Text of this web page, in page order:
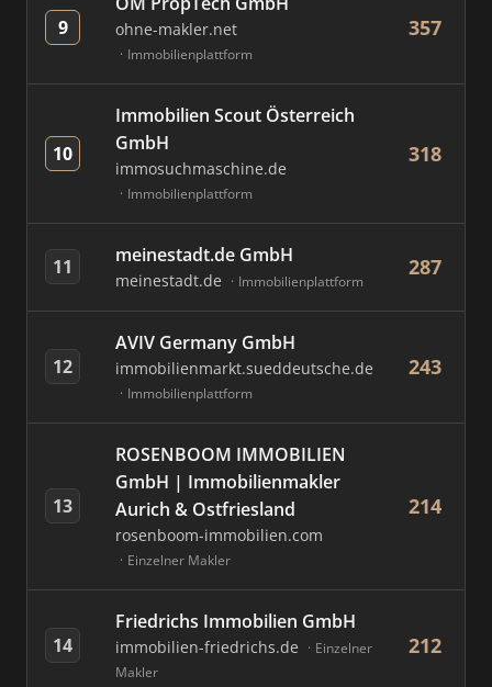
9 ohne-makler.net
Immobilienplattform
357
10
Immobilien Scout Österreich
GmbH
immosuchmaschine.de
Immobilienplattform
318
11 meinestadt.de GmbH
meinestadt.de Immobilienplattform
287
12
AVIV Germany GmbH
immobilienmarkt.sueddeutsche.de
Immobilienplattform
243
13
ROSENBOOM IMMOBILIEN
GmbH | Immobilienmakler
Aurich & Ostfriesland
rosenboom-immobilien.com
Einzelner Makler
214
14
Friedrichs Immobilien GmbH
immobilien-friedrichs.de
Einzelner
Makler
212